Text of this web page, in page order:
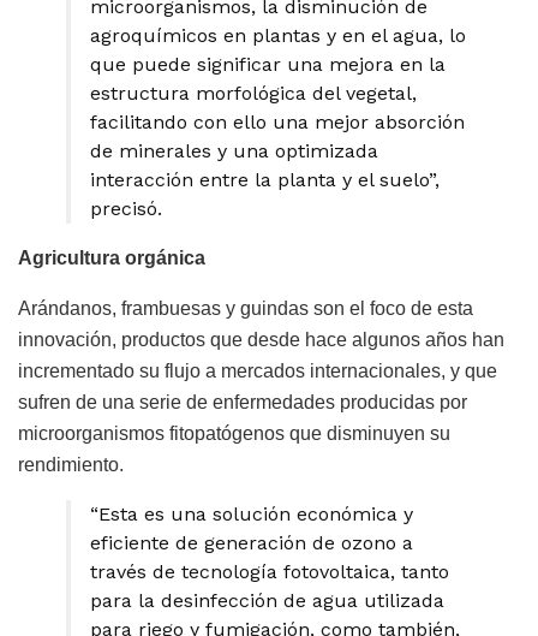
microorganismos, la disminución de
agroquímicos en plantas y en el agua, lo
que puede significar una mejora en la
estructura morfológica del vegetal,
facilitando con ello una mejor absorción
de minerales y una optimizada
interacción entre la planta y el suelo”,
precisó.
Agricultura orgánica
Arándanos, frambuesas y guindas son el foco de esta
innovación, productos que desde hace algunos años han
incrementado su flujo a mercados internacionales, y que
sufren de una serie de enfermedades producidas por
microorganismos fitopatógenos que disminuyen su
rendimiento.
“Esta es una solución económica y
eficiente de generación de ozono a
través de tecnología fotovoltaica, tanto
para la desinfección de agua utilizada
para riego y fumigación, como también,